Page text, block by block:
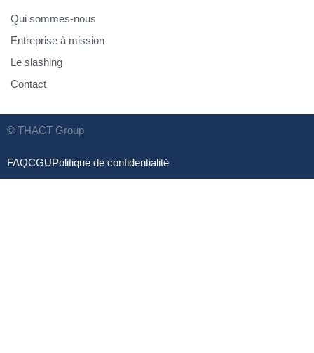
Qui sommes-nous
Entreprise à mission
Le slashing
Contact
© THACT Group
FAQCGUPolitique de confidentialité